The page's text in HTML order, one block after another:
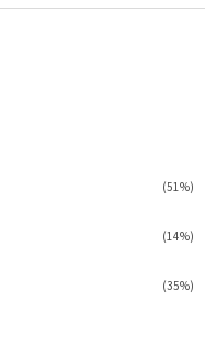
(51%)
(14%)
(35%)